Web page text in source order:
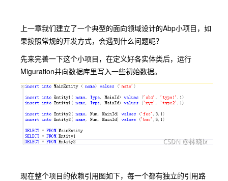
上一章我们建立了一个典型的面向领域设计的Abp小项目，如
果按照常规的开发方式，会遇到什么问题呢？
先来完善一下这个小项目，在定义好各实体类后，运行
Miguration并向数据库里写入一些初始数据。
现在整个项目的依赖引用图如下，每一个都有独立的引用路